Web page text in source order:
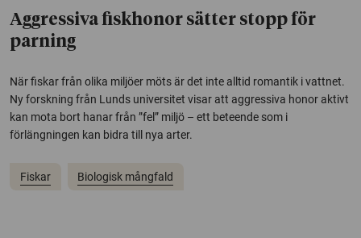
Aggressiva fiskhonor sätter stopp för
parning
När fiskar från olika miljöer möts är det inte alltid romantik i vattnet.
Ny forskning från Lunds universitet visar att aggressiva honor aktivt
kan mota bort hanar från ”fel” miljö – ett beteende som i
förlängningen kan bidra till nya arter.
Fiskar Biologisk mångfald